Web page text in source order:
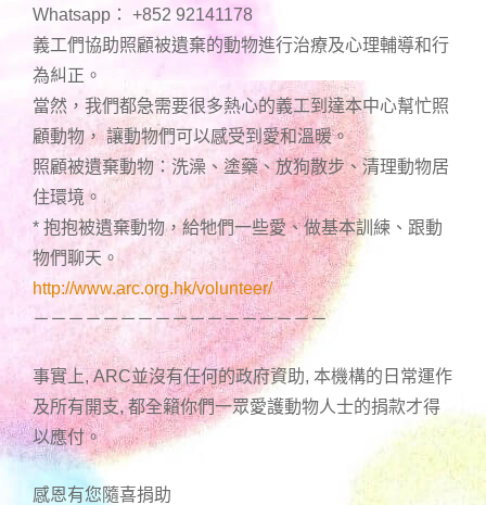
Whatsapp： +852 92141178
義工們協助照顧被遺棄的動物進行治療及心理輔導和行
為糾正。
當然，我們都急需要很多熱心的義工到達本中心幫忙照
顧動物， 讓動物們可以感受到愛和溫暖。
照顧被遺棄動物：洗澡、塗藥、放狗散步、清理動物居
住環境。
* 抱抱被遺棄動物，給牠們一些愛、做基本訓練、跟動
物們聊天。
http://www.arc.org.hk/volunteer/
－－－－－－－－－－－－－－－－－
事實上, ARC並沒有任何的政府資助, 本機構的日常運作
及所有開支, 都全籟你們一眾愛護動物人士的捐款才得
以應付。
感恩有您隨喜捐助